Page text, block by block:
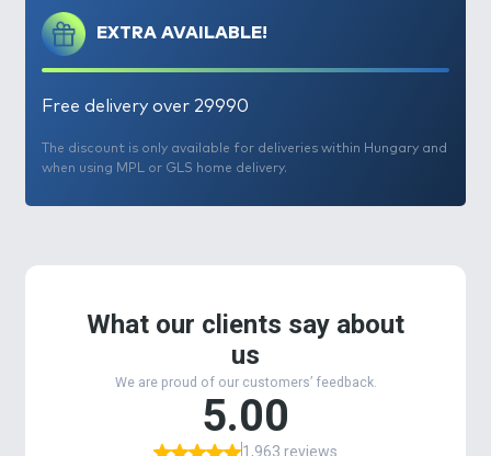
EXTRA AVAILABLE!
Free delivery over 29990
The discount is only available for deliveries within Hungary and
when using MPL or GLS home delivery.